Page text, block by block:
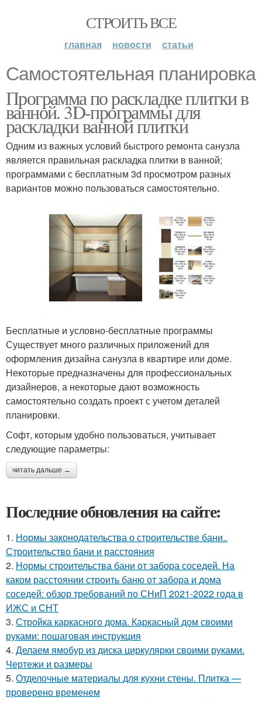
СТРОИТЬ ВСЕ
главная новости статьи
Самостоятельная планировка
Программа по раскладке плитки в
ванной. 3D-программы для
раскладки ванной плитки
Одним из важных условий быстрого ремонта санузла
является правильная раскладка плитки в ванной;
программами с бесплатным 3d просмотром разных
вариантов можно пользоваться самостоятельно.
Бесплатные и условно-бесплатные программы
Существует много различных приложений для
оформления дизайна санузла в квартире или доме.
Некоторые предназначены для профессиональных
дизайнеров, а некоторые дают возможность
самостоятельно создать проект с учетом деталей
планировки.
Софт, которым удобно пользоваться, учитывает
следующие параметры:
читать дальше →
Последние обновления на сайте:
1. Нормы законодательства о строительстве бани..
Строительство бани и расстояния
2. Нормы строительства бани от забора соседей. На
каком расстоянии строить баню от забора и дома
соседей: обзор требований по СНиП 2021-2022 года в
ИЖС и СНТ
3. Стройка каркасного дома. Каркасный дом своими
руками: пошаговая инструкция
4. Делаем ямобур из диска циркулярки своими руками.
Чертежи и размеры
5. Отделочные материалы для кухни стены. Плитка —
проверено временем